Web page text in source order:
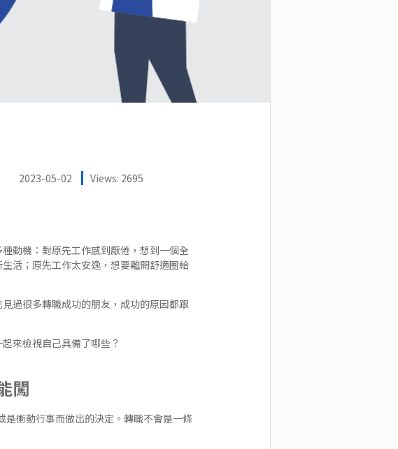
2023-05-02 Views: 2695
動機：對原先工作感到厭倦，想到一個全
活；原先工作太安逸，想要離開舒適圈給
過很多轉職成功的朋友，成功的原因都跟
來檢視自己具備了哪些？
闖
衝動行事而做出的決定。轉職不會是一條